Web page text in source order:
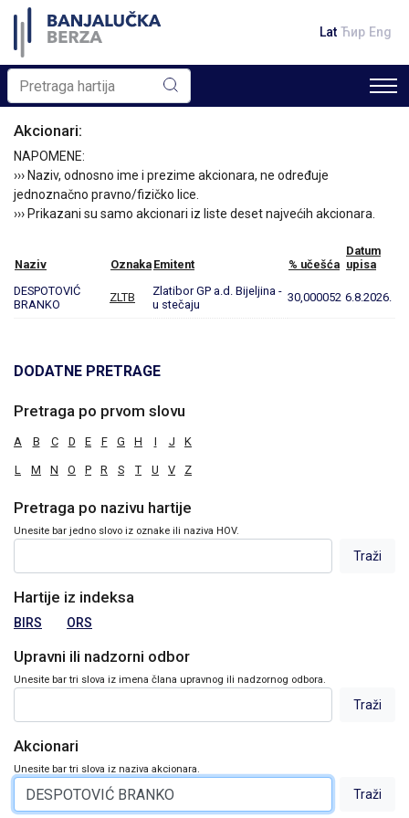
Lat Ћир Eng
Akcionari:
NAPOMENE:
››› Naziv, odnosno ime i prezime akcionara, ne određuje
jednoznačno pravno/fizičko lice.
››› Prikazani su samo akcionari iz liste deset najvećih akcionara.
Naziv Oznaka Emitent % učešća
Datum
upisa
DESPOTOVIĆ
BRANKO
ZLTB
Zlatibor GP a.d. Bijeljina -
u stečaju
30,000052 6.8.2026.
DODATNE PRETRAGE
Pretraga po prvom slovu
A B C D E F G H I J K
L M N O P R S T U V Z
Pretraga po nazivu hartije
Unesite bar jedno slovo iz oznake ili naziva HOV.
Hartije iz indeksa
BIRS ORS
Upravni ili nadzorni odbor
Unesite bar tri slova iz imena člana upravnog ili nadzornog odbora.
Akcionari
Unesite bar tri slova iz naziva akcionara.